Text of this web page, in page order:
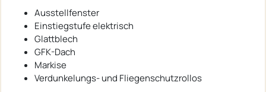
Ausstellfenster
Einstiegstufe elektrisch
Glattblech
GFK-Dach
Markise
Verdunkelungs- und Fliegenschutzrollos